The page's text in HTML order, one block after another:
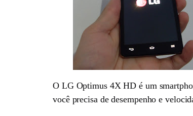
O LG Optimus 4X HD é um
você precisa de desempenho e